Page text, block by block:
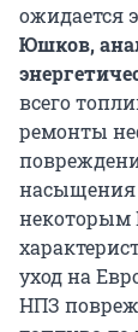
ожидается
Юшков,
всего
ремонты
насыщения
некоторым
уход на
НПЗ